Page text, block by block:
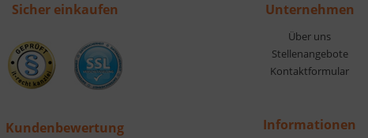
Sicher einkaufen
Kundenbewertung
Unternehmen
Über uns
Stellenangebote
Kontaktformular
Informationen